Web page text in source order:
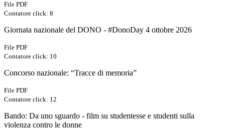
File PDF
Contatore click: 8
Giornata nazionale del DONO - #DonoDay 4 ottobre 2026
File PDF
Contatore click: 10
Concorso nazionale: “Tracce di memoria”
File PDF
Contatore click: 12
Bando: Da uno sguardo - film su studentesse e studenti sulla
violenza contro le donne